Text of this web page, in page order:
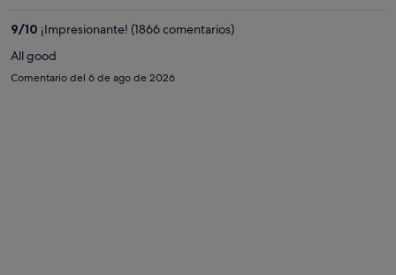
9/10 ¡Impresionante! (1866 comentarios)
All good
Comentario del 6 de ago de 2026